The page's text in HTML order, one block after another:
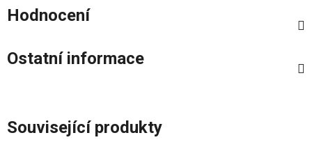
Hodnocení
Ostatní informace
Související produkty